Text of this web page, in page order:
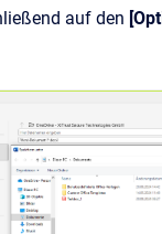
auf den